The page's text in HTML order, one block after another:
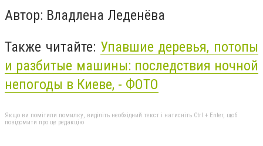
Автор: Владлена Леденёва
Также читайте: Упавшие деревья, потопы
и разбитые машины: последствия ночной
непогоды в Киеве, - ФОТО
Якщо ви помітили помилку, виділіть необхідний текст і натисніть Ctrl + Enter, щоб
повідомити про це редакцію